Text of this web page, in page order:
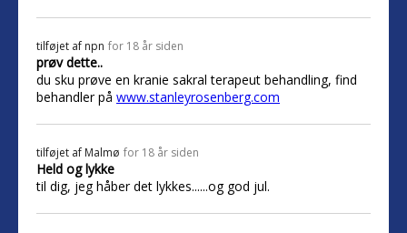
tilføjet af npn for 18 år siden
prøv dette..
du sku prøve en kranie sakral terapeut behandling, find
behandler på www.stanleyrosenberg.com
tilføjet af Malmø for 18 år siden
Held og lykke
til dig, jeg håber det lykkes......og god jul.